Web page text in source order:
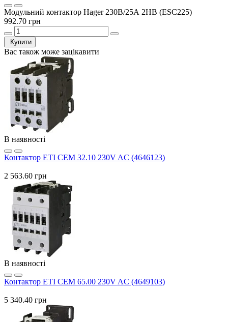
Модульний контактор Hager 230В/25А 2НВ (ESC225)
992.70 грн
Купити
Вас також може зацікавити
В наявності
Контактор ETI CEM 32.10 230V AC (4646123)
2 563.60 грн
В наявності
Контактор ETI CEM 65.00 230V AC (4649103)
5 340.40 грн